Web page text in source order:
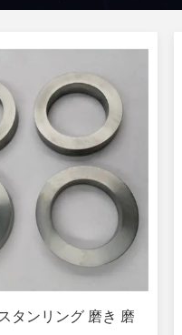
タンリング 磨き 磨